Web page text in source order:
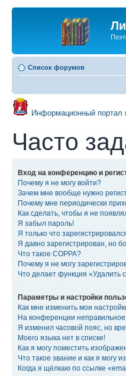
Список форумов
Информационный портал
Часто
Вход на конференцию и
Почему я не могу войти?
Зачем мне вообще нужно
Почему мне периодически
Как сделать, чтобы я не
Я забыл пароль!
Я только что
Я давно зарегистрирован, но
Что такое COPPA?
Почему я не могу
Что делает функция «Удалить
Параметры и настройки
Как мне изменить мои
На конференции
Я изменил часовой пояс, но
Моего языка нет в списке!
Как я могу поместить
Что такое звание и как я могу
Когда я щёлкаю по ссылке